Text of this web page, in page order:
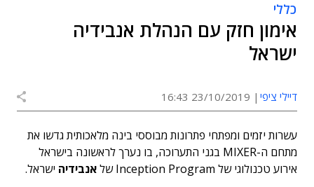
כללי
אימון חזק עם הנהלת אנבידיה
ישראל
דיילי ציפי 23/10/2019 16:43
עשרות יזמים ומפתחי פתרונות מבוססי בינה מלאכותית גדשו את
מתחם ה-MIXER בגני התערוכה, בו נערך לראשונה בישראל
אירוע טכנולוגי של Inception Program של
אנבידיה ישראל.